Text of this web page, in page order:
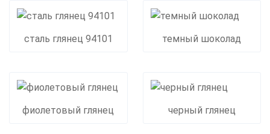
сталь глянец 94101 темный шоколад
фиолетовый глянец черный глянец